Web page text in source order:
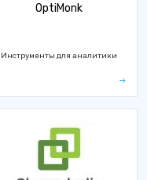
OptiMonk
Инструменты для аналитики